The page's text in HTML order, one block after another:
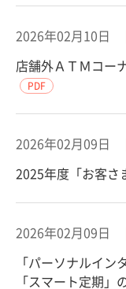
2026年02月10日
店舗外ＡＴＭコー
PDF
2026年02月09日
2025年度「お客さ
2026年02月09日
「パーソナルイン
「スマート定期」